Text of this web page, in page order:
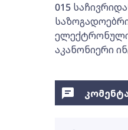
015
ელექტრონული
აკანონიერი